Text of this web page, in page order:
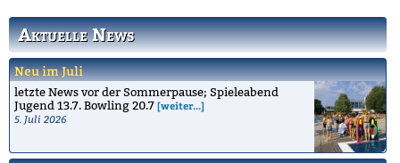
Aktuelle News
Neu im Juli
letzte News vor der Sommerpause; Spieleabend
Jugend 13.7. Bowling 20.7 [weiter...]
5. Juli 2026